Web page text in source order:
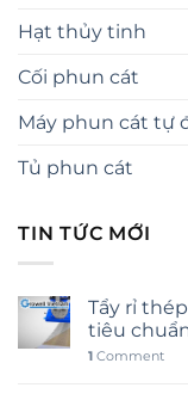
Hạt thủy tinh
Cối phun cát
Máy phun cát tự
Tủ phun cát
TIN TỨC MỚI
Tẩy rỉ
tiêu
1 Comment